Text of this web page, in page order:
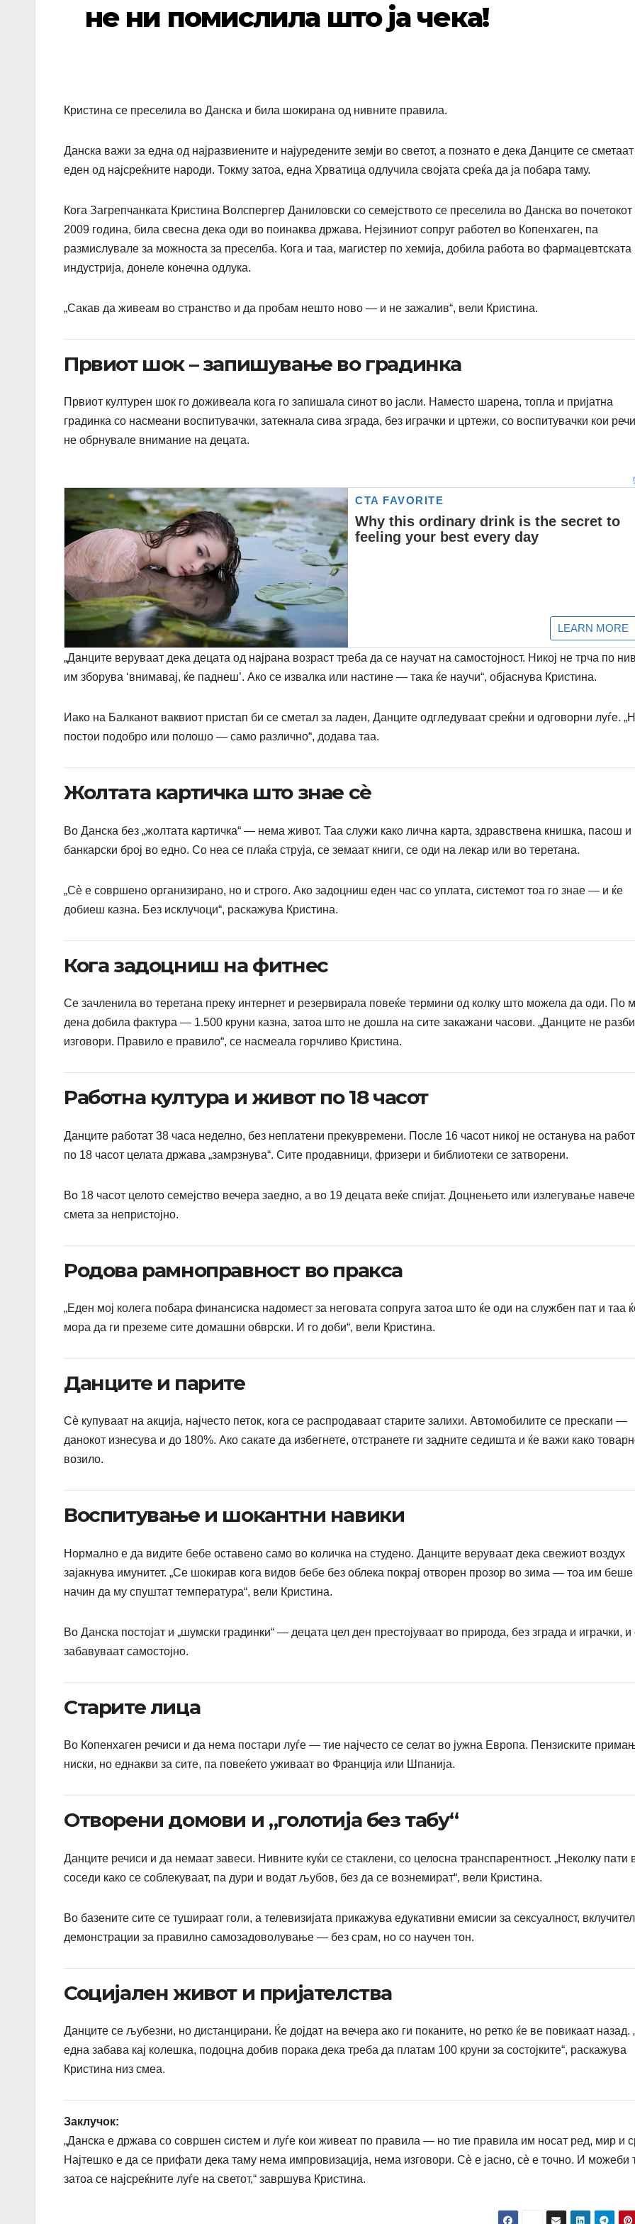
не ни помислила што ја чека!
Кристина се преселила во Данска и била шокирана од нивните правила.
Данска важи за една од најразвиените и најуредените земји во светот, а познато е дека Данците се сметаат
еден од најсреќните народи. Токму затоа, една Хрватица одлучила својата среќа да ја побара таму.
Кога Загрепчанката Кристина Волспергер Даниловски со семејството се преселила во Данска во почетокот
2009 година, била свесна дека оди во поинаква држава. Нејзиниот сопруг работел во Копенхаген, па
размислувале за можноста за преселба. Кога и таа, магистер по хемија, добила работа во фармацевтската
индустрија, донеле конечна одлука.
„Сакав да живеам во странство и да пробам нешто ново — и не зажалив“, вели Кристина.
Првиот шок – запишување во градинка
Првиот културен шок го доживеала кога го запишала синот во јасли. Наместо шарена, топла и пријатна
градинка со насмеани воспитувачки, затекнала сива зграда, без играчки и цртежи, со воспитувачки кои
не обрнувале внимание на децата.
„Данците веруваат дека децата од најрана возраст треба да се научат на самостојност. Никој не трча по
им зборува ‘внимавај, ќе паднеш’. Ако се извалка или настине — така ќе научи“, објаснува Кристина.
Иако на Балканот ваквиот пристап би се сметал за ладен, Данците одгледуваат среќни и одговорни луѓе.
постои подобро или полошо — само различно“, додава таа.
Жолтата картичка што знае сè
Во Данска без „жолтата картичка“ — нема живот. Таа служи како лична карта, здравствена книшка, пасош и
банкарски број во едно. Со неа се плаќа струја, се земаат книги, се оди на лекар или во теретана.
„Сè е совршено организирано, но и строго. Ако задоцниш еден час со уплата, системот тоа го знае — и ќе
добиеш казна. Без исклучоци“, раскажува Кристина.
Кога задоцниш на фитнес
Се зачленила во теретана преку интернет и резервирала повеќе термини од колку што можела да оди. По
дена добила фактура — 1.500 круни казна, затоа што не дошла на сите закажани часови. „Данците не
изговори. Правило е правило“, се насмеала горчливо Кристина.
Работна култура и живот по 18 часот
Данците работат 38 часа неделно, без неплатени прекувремени. После 16 часот никој не останува на
по 18 часот целата држава „замрзнува“. Сите продавници, фризери и библиотеки се затворени.
Во 18 часот целото семејство вечера заедно, а во 19 децата веќе спијат. Доцнењето или излегување
смета за непристојно.
Родова рамноправност во пракса
„Еден мој колега побара финансиска надомест за неговата сопруга затоа што ќе оди на службен пат и таа
мора да ги преземе сите домашни обврски. И го доби“, вели Кристина.
Данците и парите
Сè купуваат на акција, најчесто петок, кога се распродаваат старите залихи. Автомобилите се прескапи —
данокот изнесува и до 180%. Ако сакате да избегнете, отстранете ги задните седишта и ќе важи како
возило.
Воспитување и шокантни навики
Нормално е да видите бебе оставено само во количка на студено. Данците веруваат дека свежиот воздух
зајакнува имунитет. „Се шокирав кога видов бебе без облека покрај отворен прозор во зима — тоа им беше
начин да му спуштат температура“, вели Кристина.
Во Данска постојат и „шумски градинки“ — децата цел ден престојуваат во природа, без зграда и играчки, и
забавуваат самостојно.
Старите лица
Во Копенхаген речиси и да нема постари луѓе — тие најчесто се селат во јужна Европа. Пензиските
ниски, но еднакви за сите, па повеќето уживаат во Франција или Шпанија.
Отворени домови и „голотија без табу“
Данците речиси и да немаат завеси. Нивните куќи се стаклени, со целосна транспарентност. „Неколку пати
соседи како се соблекуваат, па дури и водат љубов, без да се вознемират“, вели Кристина.
Во базените сите се тушираат голи, а телевизијата прикажува едукативни емисии за сексуалност,
демонстрации за правилно самозадоволување — без срам, но со научен тон.
Социјален живот и пријателства
Данците се љубезни, но дистанцирани. Ќе дојдат на вечера ако ги поканите, но ретко ќе ве повикаат назад.
една забава кај колешка, подоцна добив порака дека треба да платам 100 круни за состојките“, раскажува
Кристина низ смеа.
Заклучок:
„Данска е држава со совршен систем и луѓе кои живеат по правила — но тие правила им носат ред, мир и
Најтешко е да се прифати дека таму нема импровизација, нема изговори. Сè е јасно, сè е точно. И можеби
затоа се најсреќните луѓе на светот,“ завршува Кристина.